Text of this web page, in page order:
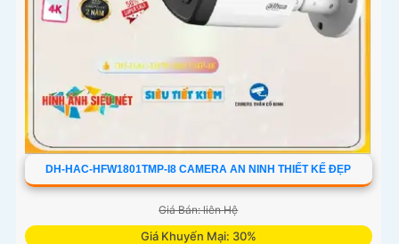
DH-HAC-HFW1801TMP-I8 CAMERA AN NINH THIẾT KẾ ĐẸP
Giá Bán: liên Hệ
Giá Khuyến Mại: 30%